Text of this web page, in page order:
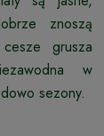
znoszą
grusza
w
sezony.